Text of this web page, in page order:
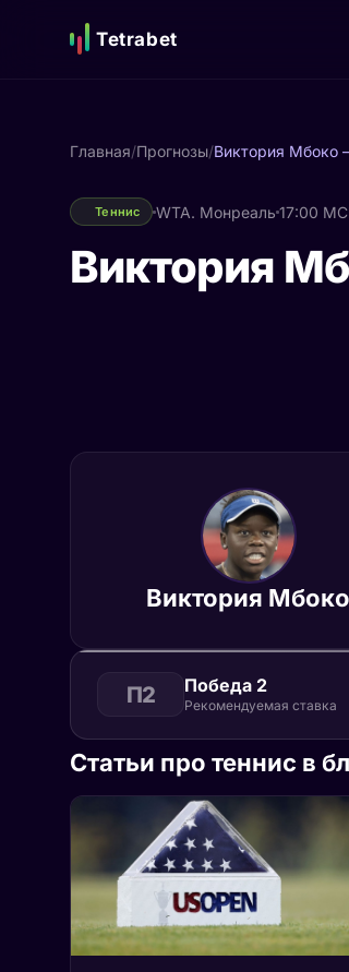
Tetrabet
Главная/Прогнозы/Виктория Мбоко
Теннис WTA. Монреаль 17:00
Виктория
Виктория Мбоко
П2 Победа 2
Рекомендуемая ставка
Статьи про теннис в